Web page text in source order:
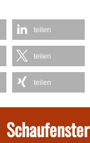
teilen
teilen
teilen
Schaufenster